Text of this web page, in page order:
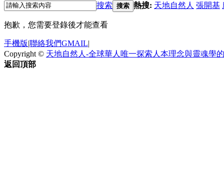
搜索 搜索 熱搜: 天地自然人 張開基
抱歉，您需要登錄後才能查看
手機版|聯絡我們GMAIL|
Copyright © 天地自然人-全球華人唯一探索人本理念與靈魂學
返回頂部